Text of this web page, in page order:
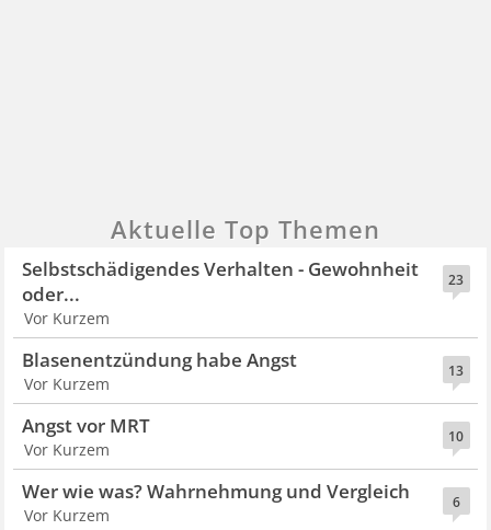
Aktuelle Top Themen
23
Selbstschädigendes Verhalten - Gewohnheit
oder...
Vor Kurzem
13
Blasenentzündung habe Angst
Vor Kurzem
10
Angst vor MRT
Vor Kurzem
6
Wer wie was? Wahrnehmung und Vergleich
Vor Kurzem